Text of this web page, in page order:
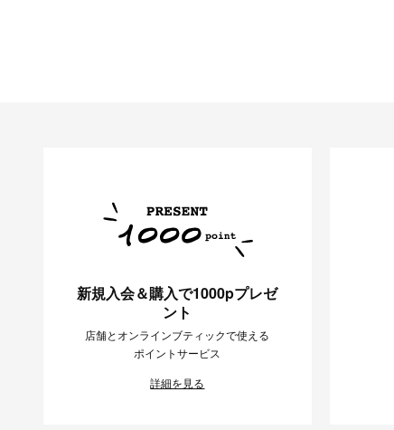
新規入会＆購入で1000pプレゼ
ント
店舗とオンラインブティックで使える
ポイントサービス
詳細を見る